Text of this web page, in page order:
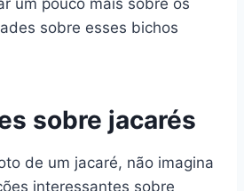
um pouco mais sobre os
sobre esses bichos
sobre jacarés
de um jacaré, não imagina
interessantes sobre